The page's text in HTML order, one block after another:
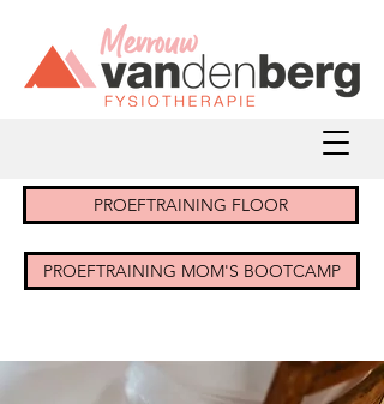
PROEFTRAINING FLOOR
PROEFTRAINING MOM'S BOOTCAMP